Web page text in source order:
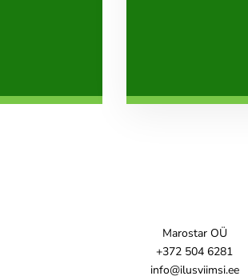
Marostar OÜ
+372 504 6281
info@ilusviimsi.ee